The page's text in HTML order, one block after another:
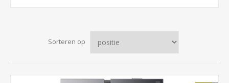
Sorteren op